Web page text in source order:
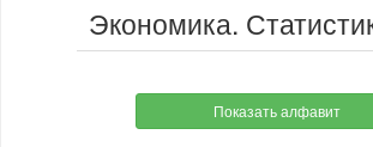
Экономика.
Показать алфавит